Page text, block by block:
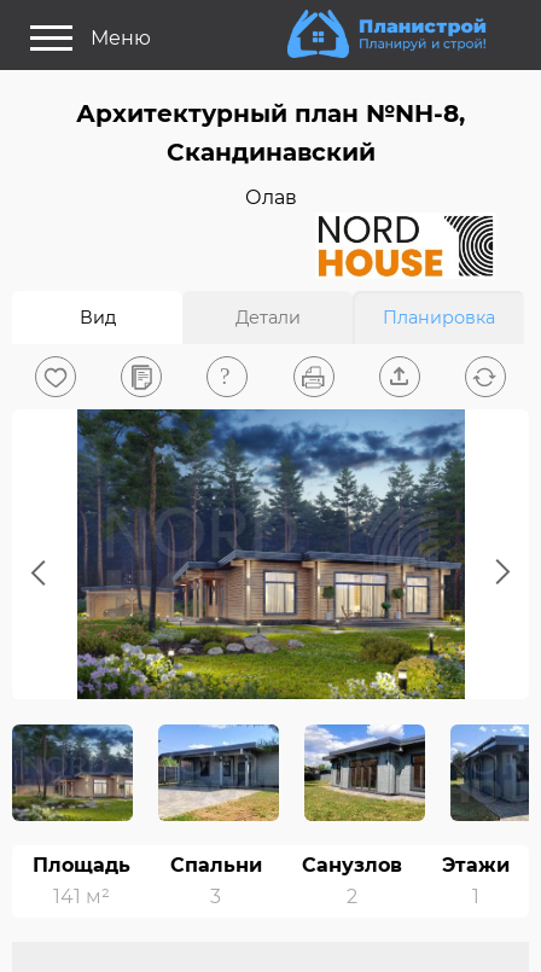
Меню
Как выбрать планировку?
На главную
0
Вход/Регистрация
Архитектурный план №NH-8,
Скандинавский
Олав
Вид Детали Планировка
Previous Next
Площадь
141 м²
Спальни
3
Санузлов
2
Этажи
1